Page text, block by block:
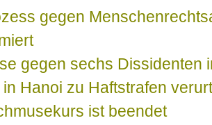
gegen
gegen sechs Dissidenten
Hanoi zu Haftstrafen
ist beendet